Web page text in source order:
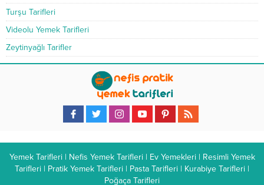
Turşu Tarifleri
Videolu Yemek Tarifleri
Zeytinyağlı Tarifler
Yemek Tarifleri | Nefis Yemek Tarifleri | Ev Yemekleri | Resimli Yemek
Tarifleri | Pratik Yemek Tarifleri | Pasta Tarifleri | Kurabiye Tarifleri |
Poğaça Tarifleri